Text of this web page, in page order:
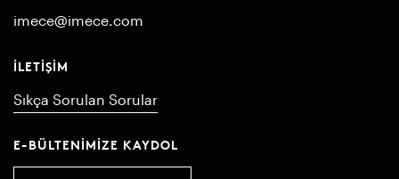
imece@imece.com
İLETIŞIM
Sıkça Sorulan Sorular
E-BÜLTENIMIZE KAYDOL